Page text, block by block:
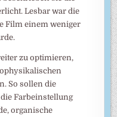
Lesbar war die
Film einem weniger
zu optimieren,
So sollen die
Farbeinstellung
organische